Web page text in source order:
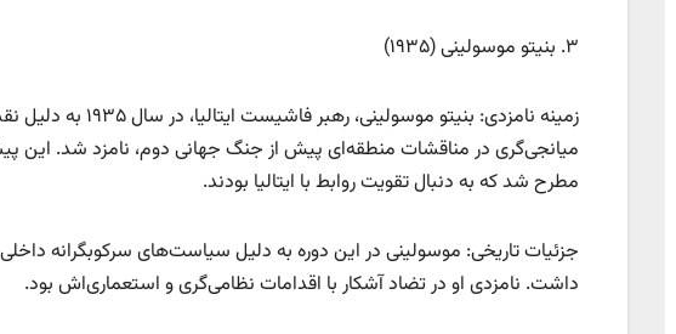
۳. بنیتو موسولینی (۱۹۳۵)
زمینه نامزدی:
میانجی‌گری در مناقشات منطقه‌ای پیش از جنگ جهانی دوم، نامزد شد. این
مطرح شد که به دنبال تقویت روابط با ایتالیا بودند.
داشت. نامزدی او در تضاد آشکار با اقدامات نظامی‌گری و استعماری‌اش بود.